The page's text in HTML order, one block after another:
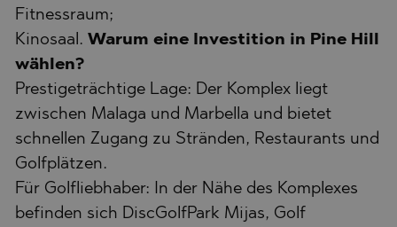
Fitnessraum;
Kinosaal. Warum eine Investition in Pine Hill
wählen?
Prestigeträchtige Lage: Der Komplex liegt
zwischen Malaga und Marbella und bietet
schnellen Zugang zu Stränden, Restaurants und
Golfplätzen.
Für Golfliebhaber: In der Nähe des Komplexes
befinden sich DiscGolfPark Mijas, Golf